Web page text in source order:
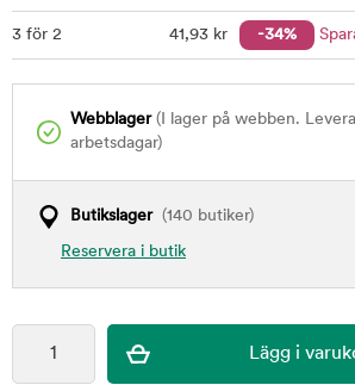
3 för 2 41,93kr -34%
Webblager(I lager på webben.
arbetsdagar)
Butikslager(140 butiker)
Reservera i butik